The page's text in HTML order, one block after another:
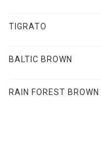
TIGRATO
BALTIC BROWN
RAIN FOREST BROWN